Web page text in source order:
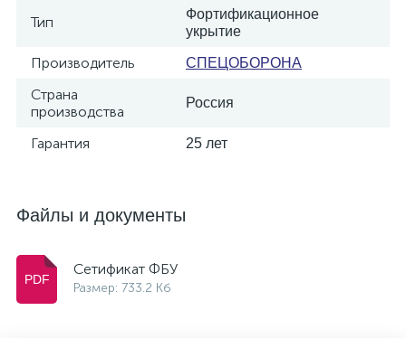
Тип
Фортификационное
укрытие
Производитель СПЕЦОБОРОНА
Страна
производства
Россия
Гарантия 25 лет
Файлы и документы
Сетификат ФБУ
Размер: 733.2 Кб